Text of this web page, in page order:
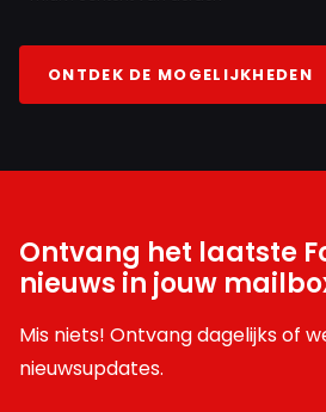
ONTDEK DE MOGELIJKHEDEN
Ontvang het laatste
nieuws in jouw
Mis niets! Ontvang dagelijks of
nieuwsupdates.